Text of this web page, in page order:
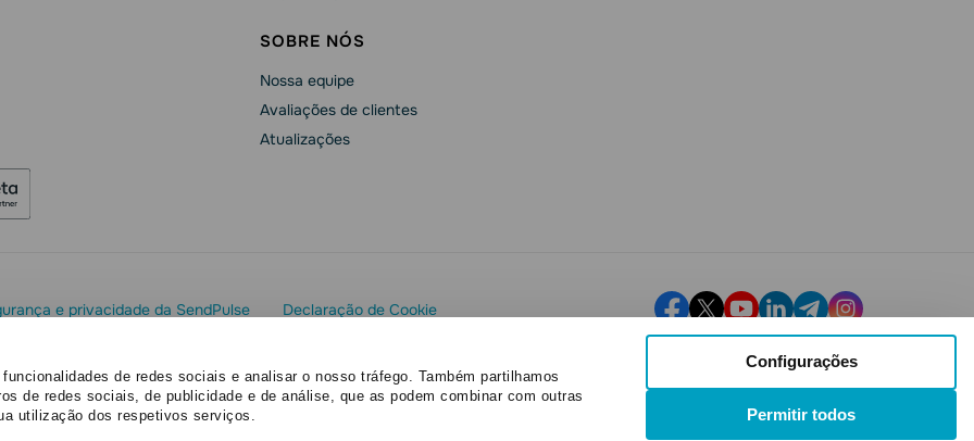
de redes sociais e analisar o nosso tráfego. Também partilhamos
de redes sociais, de publicidade e de análise, que as podem combinar com outras
utilização dos respetivos serviços.
Configurações
Permitir todos
SOBRE NÓS
Nossa equipe
Avaliações de clientes
Atualizações
e privacidade da SendPulse
Declaração de Cookie
reservados